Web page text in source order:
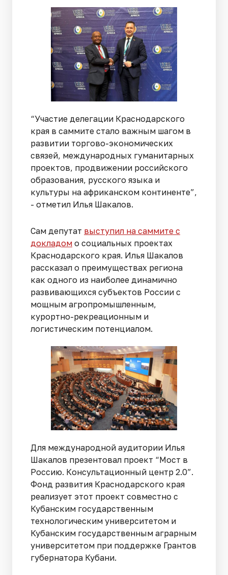
“Участие делегации Краснодарского
края в саммите стало важным шагом в
развитии торгово-экономических
связей, международных гуманитарных
проектов, продвижении российского
образования, русского языка и
культуры на африканском континенте”,
- отметил Илья Шакалов.
Сам депутат выступил на саммите с
докладом о социальных проектах
Краснодарского края. Илья Шакалов
рассказал о преимуществах региона
как одного из наиболее динамично
развивающихся субъектов России с
мощным агропромышленным,
курортно-рекреационным и
логистическим потенциалом.
Для международной аудитории Илья
Шакалов презентовал проект “Мост в
Россию. Консультационный центр 2.0”.
Фонд развития Краснодарского края
реализует этот проект совместно с
Кубанским государственным
технологическим университетом и
Кубанским государственным аграрным
университетом при поддержке Грантов
губернатора Кубани.